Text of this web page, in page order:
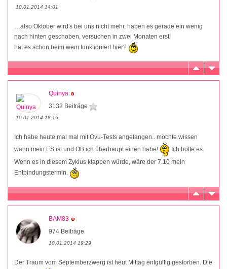
10.01.2014 14:01
…also Oktober wird's bei uns nicht mehr, haben es gerade ein wenig
nach hinten geschoben, versuchen in zwei Monaten erst!
hat es schon beim wem funktioniert hier?
Quinya
3132 Beiträge
10.01.2014 18:16
Ich habe heute mal mal mit Ovu-Tests angefangen.. möchte wissen
wann mein ES ist und OB ich überhaupt einen habe!
Ich hoffe es.
Wenn es in diesem Zyklus klappen würde, wäre der 7.10 mein
Entbindungstermin.
BAM83
974 Beiträge
10.01.2014 19:29
Der Traum vom Septemberzwerg ist heut Mittag entgültig gestorben. Die